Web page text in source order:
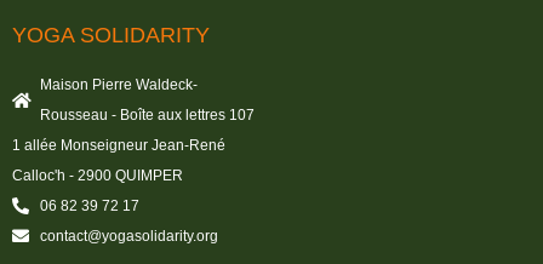
YOGA SOLIDARITY
Maison Pierre Waldeck-
Rousseau - Boîte aux lettres 107
1 allée Monseigneur Jean-René
Calloc'h - 2900 QUIMPER
06 82 39 72 17
contact@yogasolidarity.org